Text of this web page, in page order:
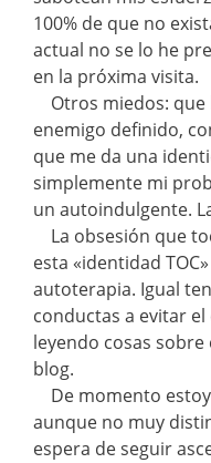
100% de que no
actual no se lo he
en la próxima visita.
Otros miedos: que
enemigo definido,
que me da una
simplemente mi
un autoindulgente.
La obsesión que
esta «identidad
autoterapia. Igual
conductas a evitar
leyendo cosas sobre
blog.
De momento
aunque no muy
espera de seguir